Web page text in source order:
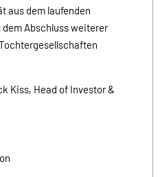
aus dem laufenden
Abschluss weiterer
Kiss, Head of Investor &